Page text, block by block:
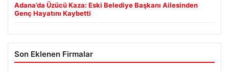
Adana’da Üzücü Kaza: Eski Belediye Başkanı Ailesinden
Genç Hayatını Kaybetti
Son Eklenen Firmalar